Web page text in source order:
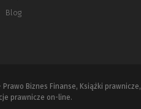
Blog
Biznes Finanse, Książki
prawnicze on-line.